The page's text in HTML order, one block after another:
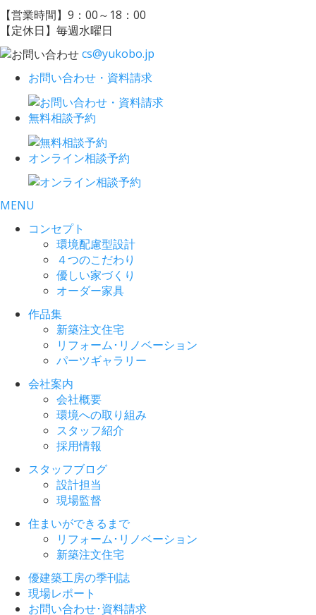
【営業時間】9：00～18：00
【定休日】毎週水曜日
cs@yukobo.jp
お問い合わせ・資料請求
無料相談予約
オンライン相談予約
MENU
コンセプト
環境配慮型設計
４つのこだわり
優しい家づくり
オーダー家具
作品集
新築注文住宅
リフォーム･リノベーション
パーツギャラリー
会社案内
会社概要
環境への取り組み
スタッフ紹介
採用情報
スタッフブログ
設計担当
現場監督
住まいができるまで
リフォーム･リノベーション
新築注文住宅
優建築工房の季刊誌
現場レポート
お問い合わせ･資料請求